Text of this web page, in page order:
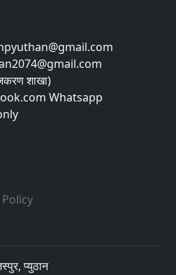
शाखा)
Whatsapp
प्युठान